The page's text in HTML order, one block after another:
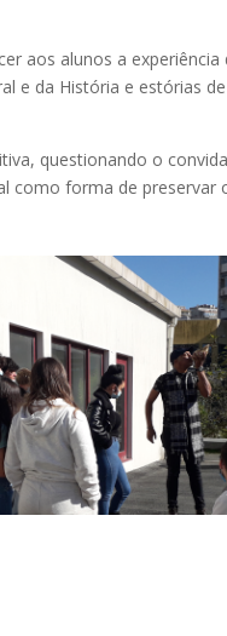
aos alunos a experiência
e da História e estórias de
questionando o
como forma de preservar